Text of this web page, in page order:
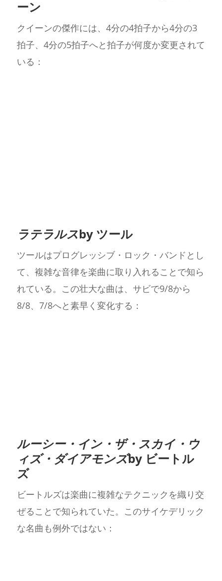
ーン
クイーンの傑作には、4分の4拍子から4分の3
拍子、4分の5拍子へと拍子が何度か変更されて
いる：
ラテラルスby ツール
ツールはプログレッシブ・ロック・バンドとし
て、複雑な音律を楽曲に取り入れることで知ら
れている。この壮大な曲は、サビで9/8から
8/8、7/8へと素早く変化する：
ルーシー・イン・ザ・スカイ・ウ
ィズ・ダイアモンズby ビートル
ズ
ビートルズは楽曲に複雑なテクニックを織り交
ぜることで知られていた。このサイケデリック
な名曲も例外ではない：